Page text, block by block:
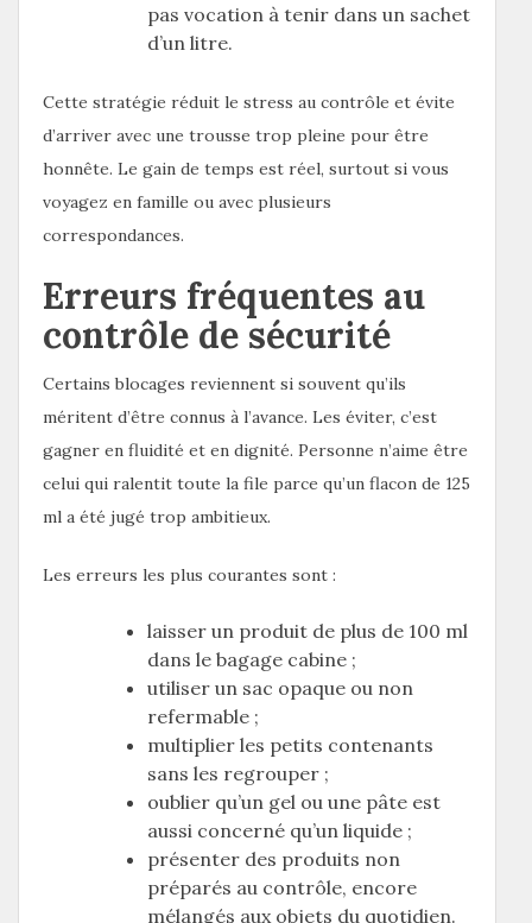
pas vocation à tenir dans un sachet
d’un litre.
Cette stratégie réduit le stress au contrôle et évite
d’arriver avec une trousse trop pleine pour être
honnête. Le gain de temps est réel, surtout si vous
voyagez en famille ou avec plusieurs
correspondances.
Erreurs fréquentes au
contrôle de sécurité
Certains blocages reviennent si souvent qu’ils
méritent d’être connus à l’avance. Les éviter, c’est
gagner en fluidité et en dignité. Personne n’aime être
celui qui ralentit toute la file parce qu’un flacon de 125
ml a été jugé trop ambitieux.
Les erreurs les plus courantes sont :
laisser un produit de plus de 100 ml
dans le bagage cabine ;
utiliser un sac opaque ou non
refermable ;
multiplier les petits contenants
sans les regrouper ;
oublier qu’un gel ou une pâte est
aussi concerné qu’un liquide ;
présenter des produits non
préparés au contrôle, encore
mélangés aux objets du quotidien.